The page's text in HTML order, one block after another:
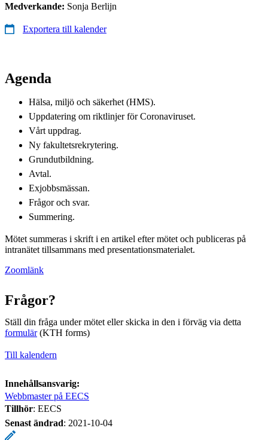
Medverkande: Sonja Berlijn
Exportera till kalender
Agenda
Hälsa, miljö och säkerhet (HMS).
Uppdatering om riktlinjer för Coronaviruset.
Vårt uppdrag.
Ny fakultetsrekrytering.
Grundutbildning.
Avtal.
Exjobbsmässan.
Frågor och svar.
Summering.
Mötet summeras i skrift i en artikel efter mötet och publiceras på
intranätet tillsammans med presentationsmaterialet.
Zoomlänk
Frågor?
Ställ din fråga under mötet eller skicka in den i förväg via detta
formulär(KTH forms)
Till kalendern
Innehållsansvarig:
Webbmaster på EECS
Tillhör: EECS
Senast ändrad: 2021-10-04